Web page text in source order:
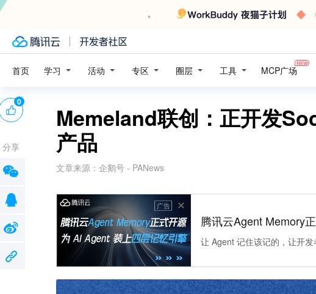
首页 学习 活动 专区 圈层 工具 MCP广场
Memeland联创：正开发
产品
文章来源： 企鹅号 - PANews
广告
腾讯云Agent Memory
让 Agent 记住该记的，让开
0
分享